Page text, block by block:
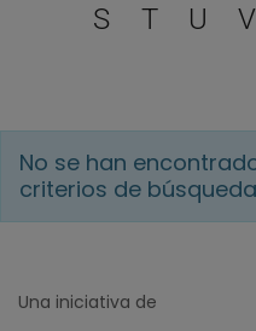
S
T U V
No se han
criterios de búsqueda
Una iniciativa de